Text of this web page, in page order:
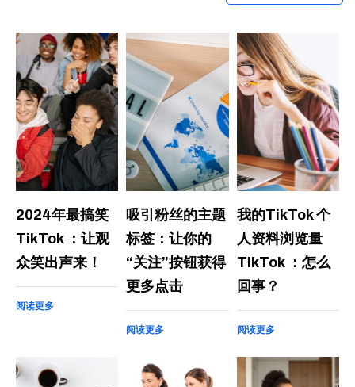
2024年最搞笑
TikTok ：让观
众笑出声来！
阅读更多
吸引粉丝的主题
标签：让你的
“关注”按钮获得
更多点击
阅读更多
我的TikTok 个
人资料浏览量
TikTok ：怎么
回事？
阅读更多